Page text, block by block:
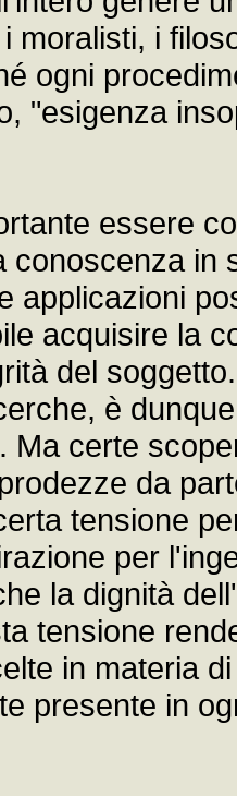
moralisti, i
ogni
"esigenza
essere
conoscenza in
applicazioni
acquisire la
del
è
Ma certe
da
tensione
per
la dignità
tensione
in materia
presente in